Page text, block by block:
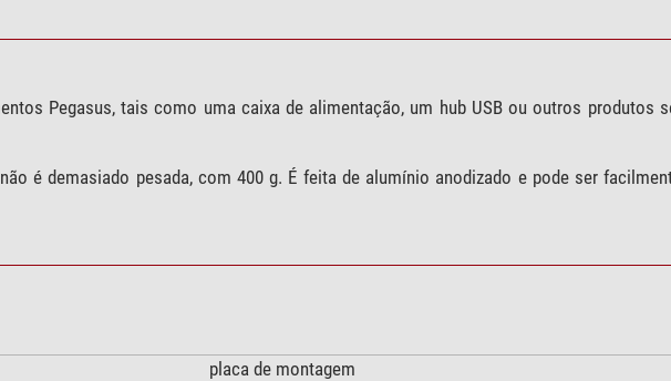
Pegasus, tais como uma caixa de alimentação, um hub USB ou outros produtos
é demasiado pesada, com 400 g. É feita de alumínio anodizado e pode ser
placa de montagem